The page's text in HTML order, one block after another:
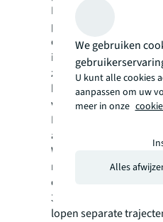
Het Kamerdebat van
primair op de
doorbraakaanpak,
industriële bouw,
zijn concrete
kunnen opleveren, en
verdient erkenning.
De fiscale en de
andere debatten aan
WBH-evaluatie van
natuurlijk moment om
opnieuw te wegen.
3, het FBI-regime en
lopen separate
We gebruiken
U kunt alle cookies
aanpassen om uw
meer in onze
Alles